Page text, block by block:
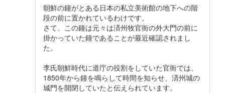
朝鮮の鐘がとある日本の私立美術館の地下への階
段の前に置かれているわけです。
さて、この鐘は元々は済州牧官衙の外大門の前に
掛かっていた鐘であることが最近確認されまし
た。
李氏朝鮮時代に道庁の役割をしていた官衙では、
1850年から鐘を鳴らして時間を知らせ、済州城の
城門を開閉していたと伝えられています。